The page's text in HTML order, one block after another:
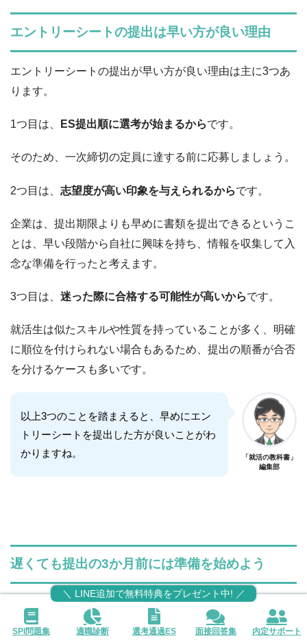
エントリーシートの提出は早い方が良い理由
エントリーシートの提出が早い方が良い理由は主に3つあ
ります。
1つ目は、 ES提出順に選考が始まるからです。
そのため、一次締切の定員に達する前に応募しましょう。
2つ目は、 志望度が高い印象を与えられるからです。
企業は、提出期限よりも早めに書類を提出できるというこ
とは、早い段階から自社に興味を持ち、情報を収集して入
念な準備を行ったと考えます。
3つ目は、 迷った際に合格する可能性が高いからです。
就活生は似たスキルや性質を持っていることが多く、明確
に順位を付けられない場合もあるため、提出の順番が合否
を分けるケースも多いです。
以上3つのことを踏まえると、早めにエン
トリーシートを提出した方が良いことがわ
かりますね。
「就活の教科書」
編集部
遅くても提出の3か月前には準備を始めよう
ここまでの話の通り、エントリーシート（ES）には準備
する時間がかなりかかります。
SPI問題集 適職診断 選考通過ES 面接回答集 内定サポート
＼ LINE追加で無料特典をプレゼント中! ／